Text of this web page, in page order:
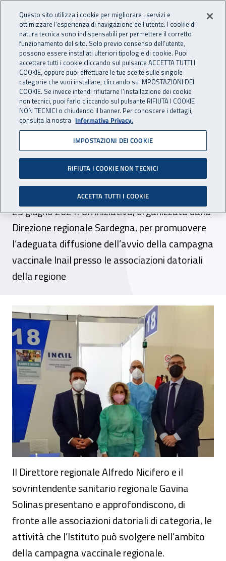
INAIL - Istituto Nazionale
Apri cerca
Navigazione principale
Navigazione - Ti trovi in:
Home Inail comunica Eventi
23 giugno 2021
Sardegna. Webinar –
“Campagna vaccinale Inail
anti SARS-CoV-2”
23 giugno 2021. Un’iniziativa, organizzata dalla
Direzione regionale Sardegna, per promuovere
l’adeguata diffusione dell’avvio della campagna
vaccinale Inail presso le associazioni datoriali
della regione
Sardegna. Webinar – “Campagna
Il Direttore regionale Alfredo Nicifero e il
sovrintendente sanitario regionale Gavina
Solinas presentano e approfondiscono, di
fronte alle associazioni datoriali di categoria, le
attività che l’Istituto può svolgere nell’ambito
della campagna vaccinale regionale.
Questo sito utilizza i cookie per migliorare i servizi e
ottimizzare l’esperienza di navigazione dell’utente. I cookie di
natura tecnica sono indispensabili per permettere il corretto
funzionamento del sito. Solo previo consenso dell’utente,
possono essere installati ulteriori tipologie di cookie. Puoi
accettare tutti i cookie cliccando sul pulsante ACCETTA TUTTI I
COOKIE, oppure puoi effettuare le tue scelte sulle singole
categorie che vuoi installare, cliccando su IMPOSTAZIONI DEI
COOKIE. Se invece intendi rifiutarne l’installazione dei cookie
non tecnici, puoi farlo cliccando sul pulsante RIFIUTA I COOKIE
NON TECNICI o chiudendo il banner. Per conoscere i dettagli,
consulta la nostra Informativa Privacy.
IMPOSTAZIONI DEI COOKIE
RIFIUTA I COOKIE NON TECNICI
ACCETTA TUTTI I COOKIE